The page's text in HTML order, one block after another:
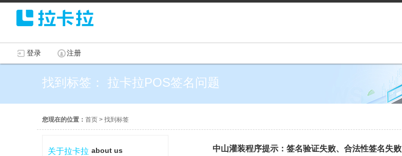
登录 注册
找到标签： 拉卡拉POS签名问题
您现在的位置： 首页 > 找到标签
关于拉卡拉 about us 中山灌装程序提示：签名验证失败、合法性签名失败